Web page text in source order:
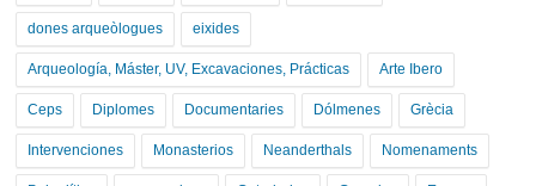
dones arqueòlogues eixides
Arqueología, Máster, UV, Excavaciones, Prácticas Arte Ibero
Ceps Diplomes Documentaries Dólmenes Grècia
Intervenciones Monasterios Neanderthals Nomenaments